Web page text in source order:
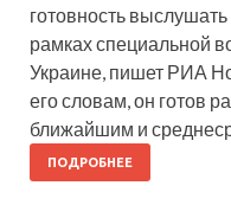
готовность
рамках специальной
Украине, пишет РИА
его словам, он готов
ближайшим и
ПОДРОБНЕЕ